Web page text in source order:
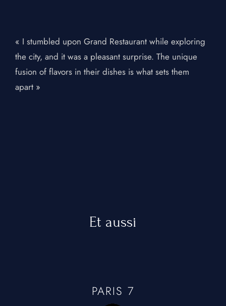
« I stumbled upon Grand Restaurant while exploring
the city, and it was a pleasant surprise. The unique
fusion of flavors in their dishes is what sets them
apart »
Et aussi
PARIS 7
CARTE DES VINS
GALERIE